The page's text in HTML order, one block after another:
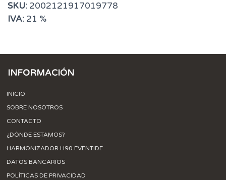
SKU: 2002121917019778
IVA: 21 %
INFORMACIÓN
INICIO
SOBRE NOSOTROS
CONTACTO
¿DÓNDE ESTAMOS?
HARMONIZADOR H90 EVENTIDE
DATOS BANCARIOS
POLÍTICAS DE PRIVACIDAD